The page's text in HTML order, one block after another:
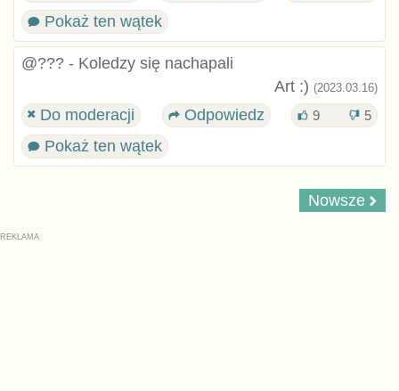
Pokaż ten wątek
@??? - Koledzy się nachapali
Art :) (2023.03.16)
Do moderacji Odpowiedz 9 5
Pokaż ten wątek
Nowsze